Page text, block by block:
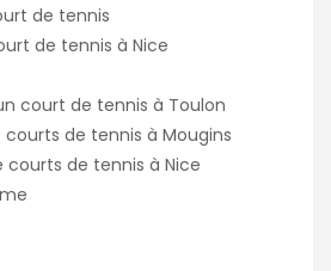
de tennis
de tennis à Nice
court de tennis à Toulon
de tennis à Mougins
de tennis à Nice